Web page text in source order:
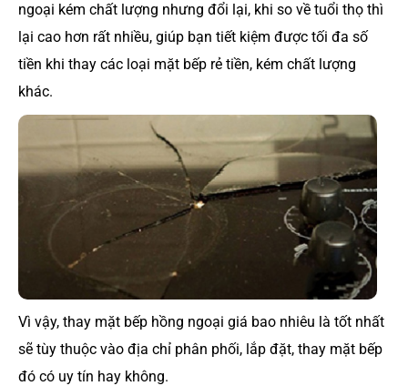
ngoại kém chất lượng nhưng đổi lại, khi so về tuổi thọ thì
lại cao hơn rất nhiều, giúp bạn tiết kiệm được tối đa số
tiền khi thay các loại mặt bếp rẻ tiền, kém chất lượng
khác.
Vì vậy, thay mặt bếp hồng ngoại giá bao nhiêu là tốt nhất
sẽ tùy thuộc vào địa chỉ phân phối, lắp đặt, thay mặt bếp
đó có uy tín hay không.